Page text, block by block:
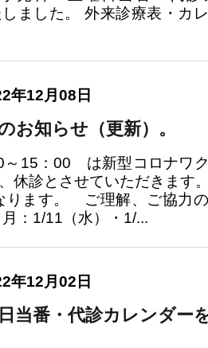
しました。 外来診療表・カ
年12月08日
知らせ（更新）。
15：00 は新型コロナワ
休診とさせていただきま
ます。 ご理解、ご協力の
：1/11（水）・1/...
年12月02日
当番・代診カレンダー